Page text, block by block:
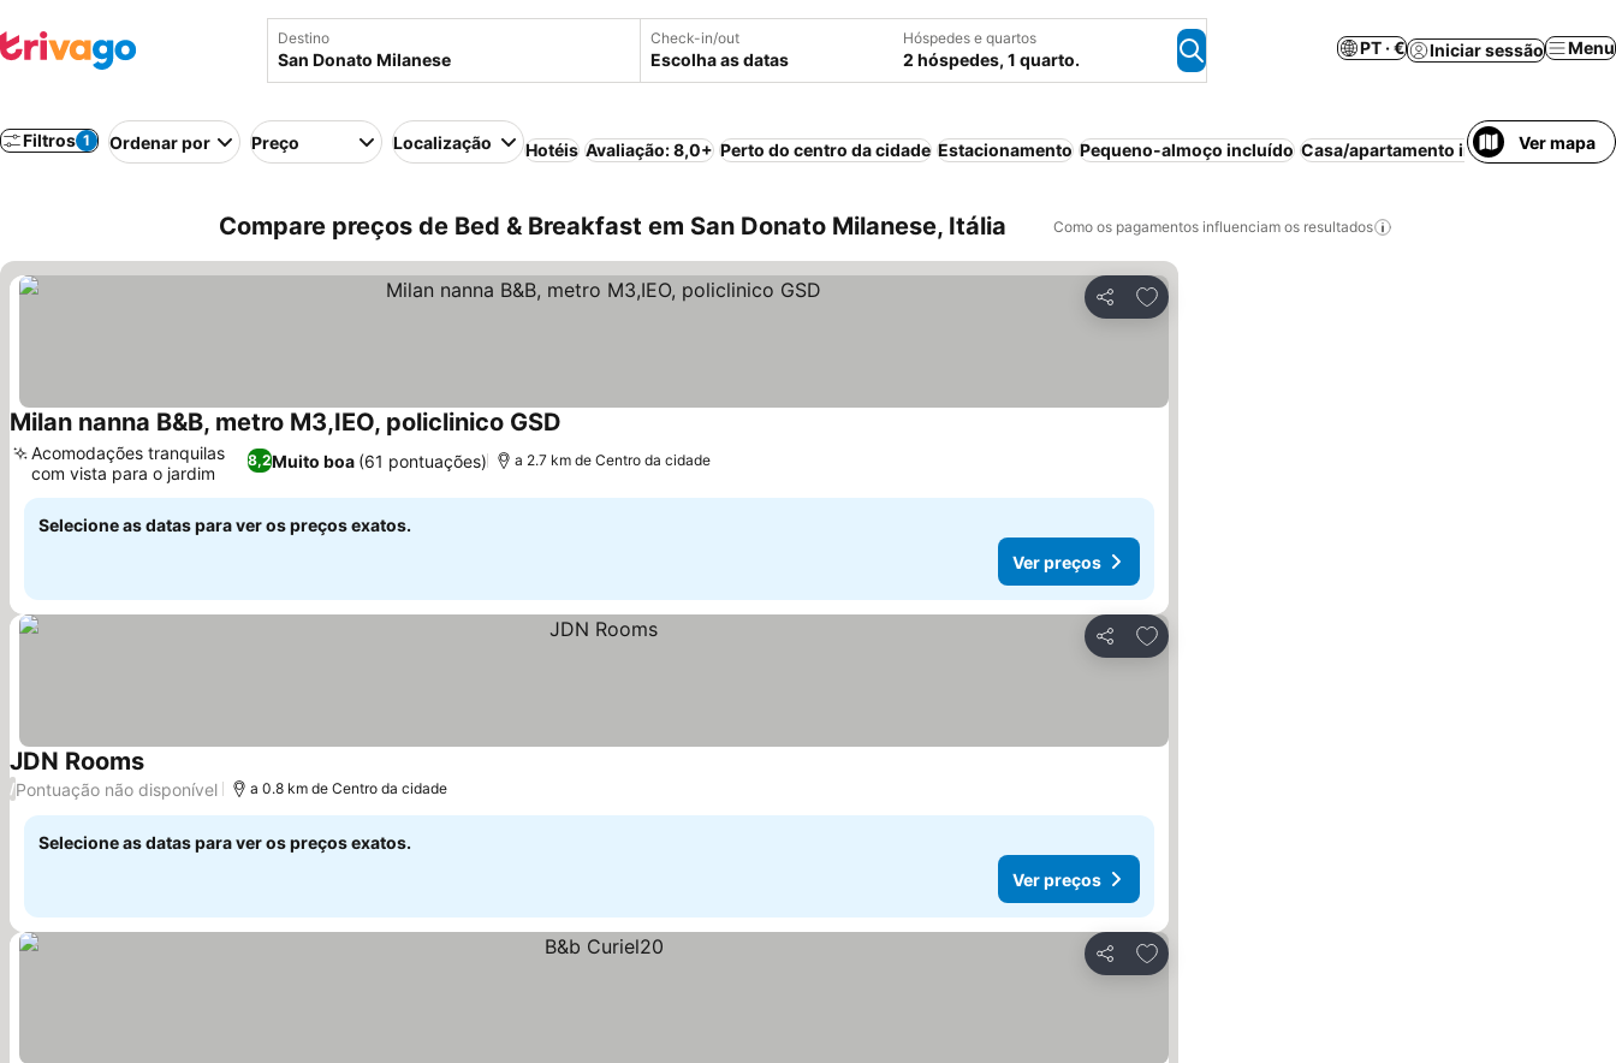
Destino Check-in/out
Escolha as datas
Hóspedes e quartos
2 hóspedes, 1 quarto.
PT · € Iniciar sessão Menu
Filtros 1 Ordenar por Preço Localização Hotéis Avaliação: 8,0+ Perto do centro da cidade Estacionamento Pequeno-almoço incluído Casa/apartamento inteiro Bed &
Ver mapa
Compare preços de Bed & Breakfast em San Donato Milanese, Itália Como os pagamentos influenciam os resultados
Partilhar
Adicionar aos favoritos
Milan nanna B&B, metro M3,IEO, policlinico GSD
8,2Muito boa (61 pontuações)
Acomodações tranquilas
com vista para o jardim
a 2.7 km de Centro da cidade
Selecione as datas para ver os preços exatos.
Ver preços
Partilhar
Adicionar aos favoritos
JDN RoomsVer preços
/Pontuação não disponível a 0.8 km de Centro da cidade
Selecione as datas para ver os preços exatos.
Ver preços
Partilhar
Adicionar aos favoritos